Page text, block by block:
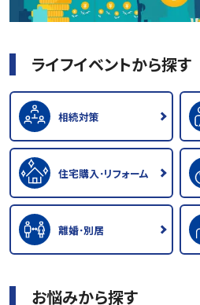
ライフイベントから探す
相続対策
住宅購入･リフォーム
離婚･別居
お悩みから探す